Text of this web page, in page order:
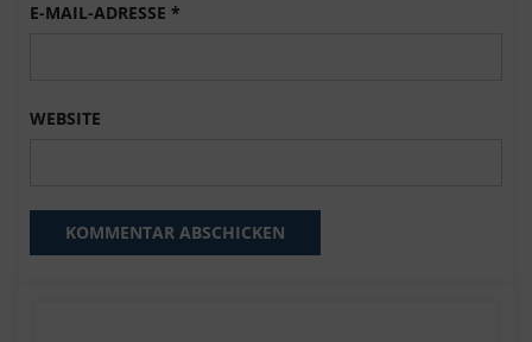
E-MAIL-ADRESSE *
WEBSITE